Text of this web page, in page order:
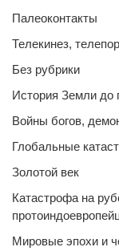
Палеоконтакты
Телекинез,
Без рубрики
История Земли до
Войны богов,
Глобальные
Золотой век
Катастрофа на
Мировые эпохи и